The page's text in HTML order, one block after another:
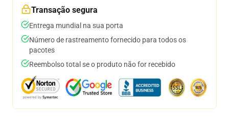
Transação segura
Entrega mundial na sua porta
Número de rastreamento fornecido para todos os
pacotes
Reembolso total se o produto não for recebido